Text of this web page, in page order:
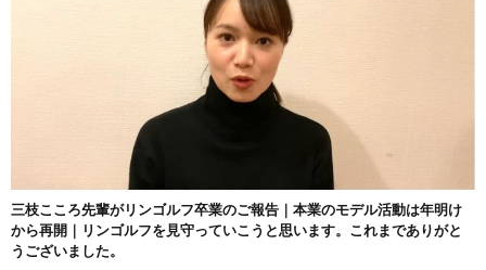
三枝こころ先輩がリンゴルフ卒業のご報告｜本業のモデル活動は年明け
から再開｜リンゴルフを見守っていこうと思います。これまでありがと
うございました。